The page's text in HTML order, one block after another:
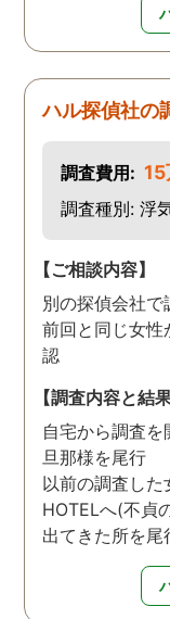
ハル探偵社の
調査費用: 15
調査種別: 浮
【ご相談内容】
別の探偵会社
前回と同じ女性
認
【調査内容と結果
自宅から調査を
旦那様を尾行
以前の調査した
HOTELへ(不貞
出てきた所を尾